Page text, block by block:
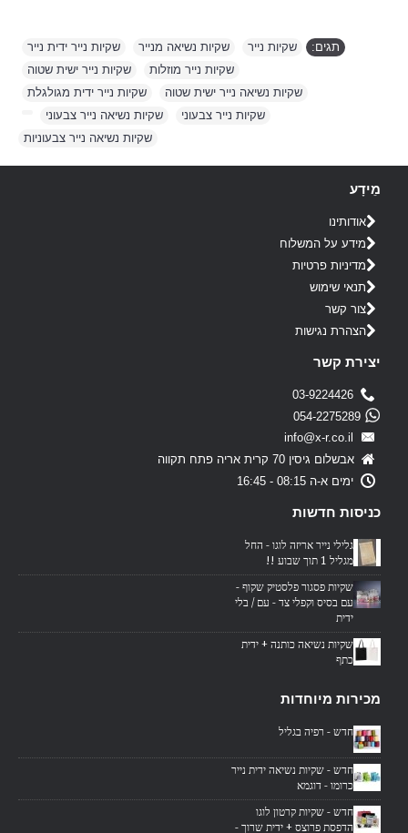
תגים: שקיות נייר שקיות נשיאה מנייר שקיות נייר ידית נייר
שקיות נייר מוזלות
שקיות נייר ישית שטוה
שקיות נשיאה נייר ישית שטוה
שקיות נייר ידית מגולגלת
שקיות נייר צבעוני
שקיות נשיאה נייר צבעוני
שקיות נשיאה נייר צבעוניות
מֵידָע
אודותינו
מידע על המשלוח
מדיניות פרטיות
תנאי שימוש
צור קשר
הצהרת נגישות
יצירת קשר
054-2275289
אבשלום גיסין 70 קרית אריה פתח תקווה
ימים א-ה 08:15 - 16:45
כניסות חדשות
גלילי נייר אריזה לוגו - החל
מגליל 1 תוך שבוע !!
שקיות פסגור פלסטיק שקוף -
עם בסיס וקפלי צד - עם / בלי
ידית
שקיות נשיאה כותנה + ידית
כתף
מכירות מיוחדות
חדש - רפיה בגליל
חדש - שקיות נשיאה ידית נייר
כרומו - דוגמא
חדש - שקיות קרטון לוגו
הדפסת פרוצס + ידית שרוך -